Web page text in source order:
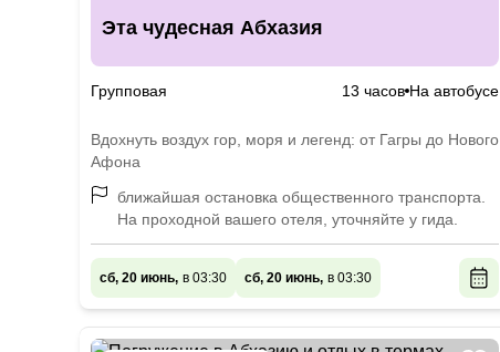
Эта чудесная Абхазия
Групповая 13 часов На автобусе
Вдохнуть воздух гор, моря и легенд: от Гагры до Нового
Афона
ближайшая остановка общественного транспорта.
На проходной вашего отеля, уточняйте у гида.
сб, 20 июнь, в 03:30 сб, 20 июнь, в 03:30